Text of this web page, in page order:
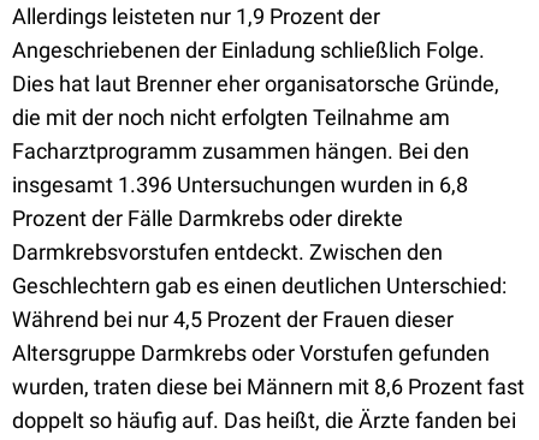
Allerdings leisteten nur 1,9 Prozent der
Angeschriebenen der Einladung schließlich Folge.
Dies hat laut Brenner eher organisatorsche Gründe,
die mit der noch nicht erfolgten Teilnahme am
Facharztprogramm zusammen hängen. Bei den
insgesamt 1.396 Untersuchungen wurden in 6,8
Prozent der Fälle Darmkrebs oder direkte
Darmkrebsvorstufen entdeckt. Zwischen den
Geschlechtern gab es einen deutlichen Unterschied:
Während bei nur 4,5 Prozent der Frauen dieser
Altersgruppe Darmkrebs oder Vorstufen gefunden
wurden, traten diese bei Männern mit 8,6 Prozent fast
doppelt so häufig auf. Das heißt, die Ärzte fanden bei